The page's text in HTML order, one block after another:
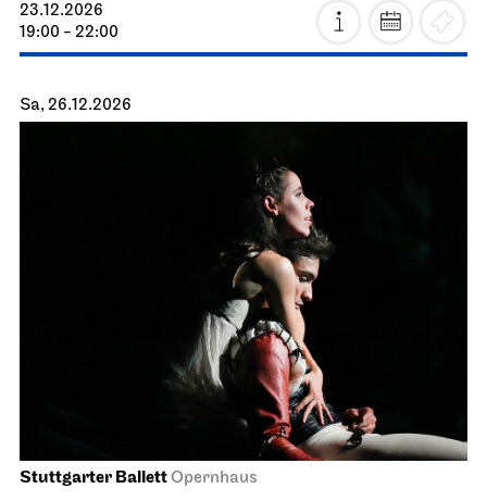
23.12.2026
19:00 - 22:00
Sa, 26.12.2026
Stuttgarter BallettOpernhaus